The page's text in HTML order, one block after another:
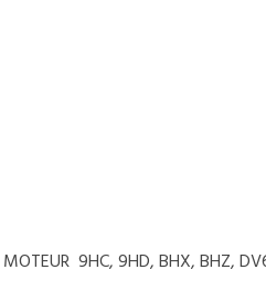
MOTEUR 9HC, 9HD, BHX, BHZ,